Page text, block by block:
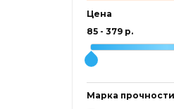
Цена
85 - 379 р.
Марка